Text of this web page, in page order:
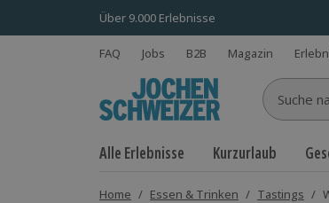
Über 9.000 Erlebnisse
FAQ Jobs B2B Magazin
Suche
Alle Erlebnisse Kurzurlaub
Home / Essen & Trinken / Tastings /